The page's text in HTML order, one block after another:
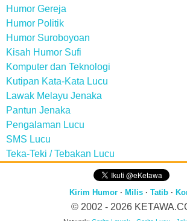
Humor Gereja
Humor Politik
Humor Suroboyoan
Kisah Humor Sufi
Komputer dan Teknologi
Kutipan Kata-Kata Lucu
Lawak Melayu Jenaka
Pantun Jenaka
Pengalaman Lucu
SMS Lucu
Teka-Teki / Tebakan Lucu
Kirim Humor· Milis· Tatib·
© 2002 - 2026